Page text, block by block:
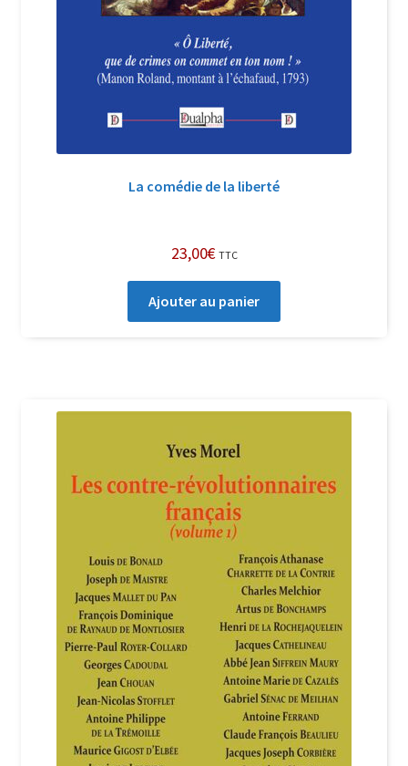
La comédie de la liberté
23,00€ TTC
Ajouter au panier